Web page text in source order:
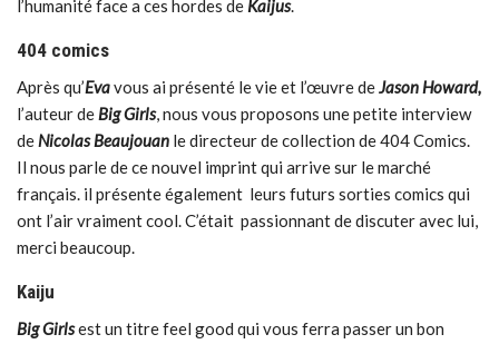
l’humanité face a ces hordes de Kaijus.
404 comics
Après qu’Evavous ai présenté le vie et l’œuvre deJason Howard,
l’auteur deBig Girls, nous vous proposons une petite interview
deNicolas Beaujouan le directeur de collection de 404 Comics.
Il nous parle de ce nouvel imprint qui arrive sur le marché
français. il présente également leurs futurs sorties comics qui
ont l’air vraiment cool. C’était passionnant de discuter avec lui,
merci beaucoup.
Kaiju
Big Girlsest un titre feel good qui vous ferra passer un bon